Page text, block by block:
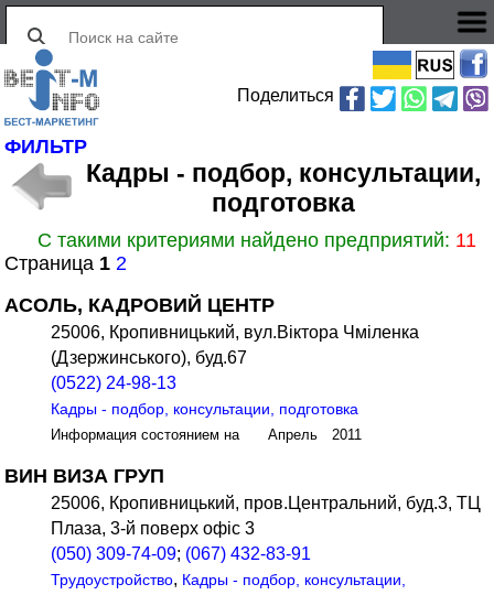
Поделиться
ФИЛЬТР
Кадры - подбор, консультации,
подготовка
С такими критериями найдено предприятий: 11
Страница 12
АСОЛЬ, КАДРОВИЙ ЦЕНТР
25006, Кропивницький, вул.Віктора Чміленка
(Дзержинського), буд.67
(0522) 24-98-13
Кадры - подбор, консультации, подготовка
Информация состоянием на Апрель 2011
ВИН ВИЗА ГРУП
25006, Кропивницький, пров.Центральний, буд.3, ТЦ
Плаза, 3-й поверх офіс 3
(050) 309-74-09; (067) 432-83-91
Трудоустройство, Кадры - подбор, консультации,